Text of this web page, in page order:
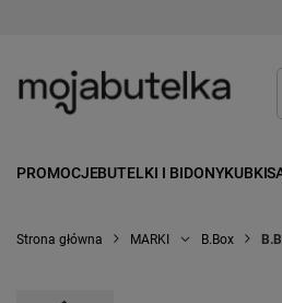
PROMOCJEBUTELKI I BIDONYKUBKI
Strona główna MARKI B.Box